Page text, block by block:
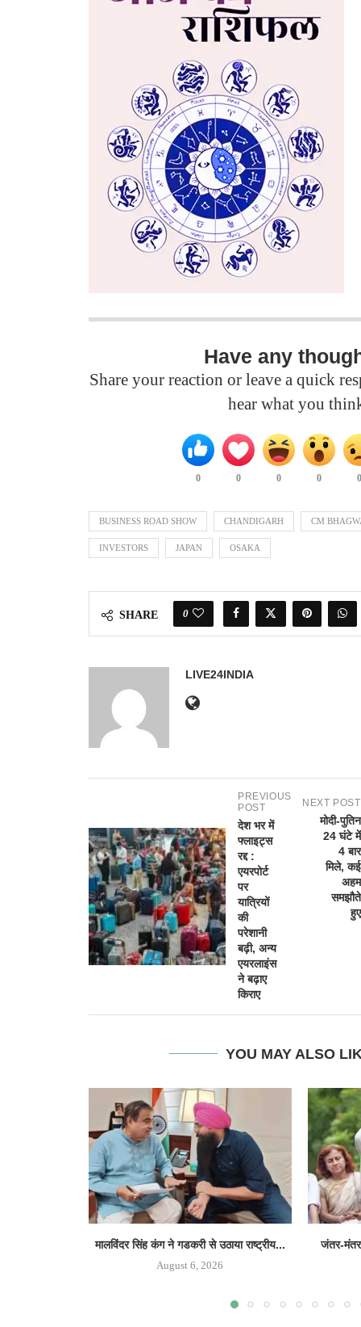
Have any
Share your reaction or leave a quick
hear what you
0 0 0 0
BUSINESS ROAD SHOW CHANDIGARH CM
INVESTORS JAPAN OSAKA
SHARE 0
LIVE24INDIA
PREVIOUS
POST
देश भर में
फ्लाइट्स
रद्द :
एयरपोर्ट
पर
यात्रियों
की
परेशानी
बढ़ी, अन्य
एयरलाइंस
ने बढ़ाए
किराए
NEXT POST
मोदी-पुतिन
24 घंटे में
4 बार
मिले, कई
अहम
समझौते
हुए
YOU MAY ALSO
मालविंदर सिंह कंग ने गडकरी से उठाया राष्ट्रीय...
August 6, 2026
जंतर-मंतर